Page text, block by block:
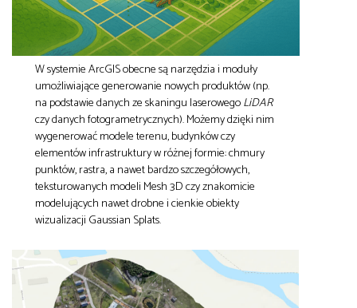
W systemie ArcGIS obecne są narzędzia i moduły
umożliwiające generowanie nowych produktów (np.
na podstawie danych ze skaningu laserowegoLiDAR
czy danych fotogrametrycznych). Możemy dzięki nim
wygenerować modele terenu, budynków czy
elementów infrastruktury w różnej formie: chmury
punktów, rastra, a nawet bardzo szczegółowych,
teksturowanych modeli Mesh 3D czy znakomicie
modelujących nawet drobne i cienkie obiekty
wizualizacji Gaussian Splats.